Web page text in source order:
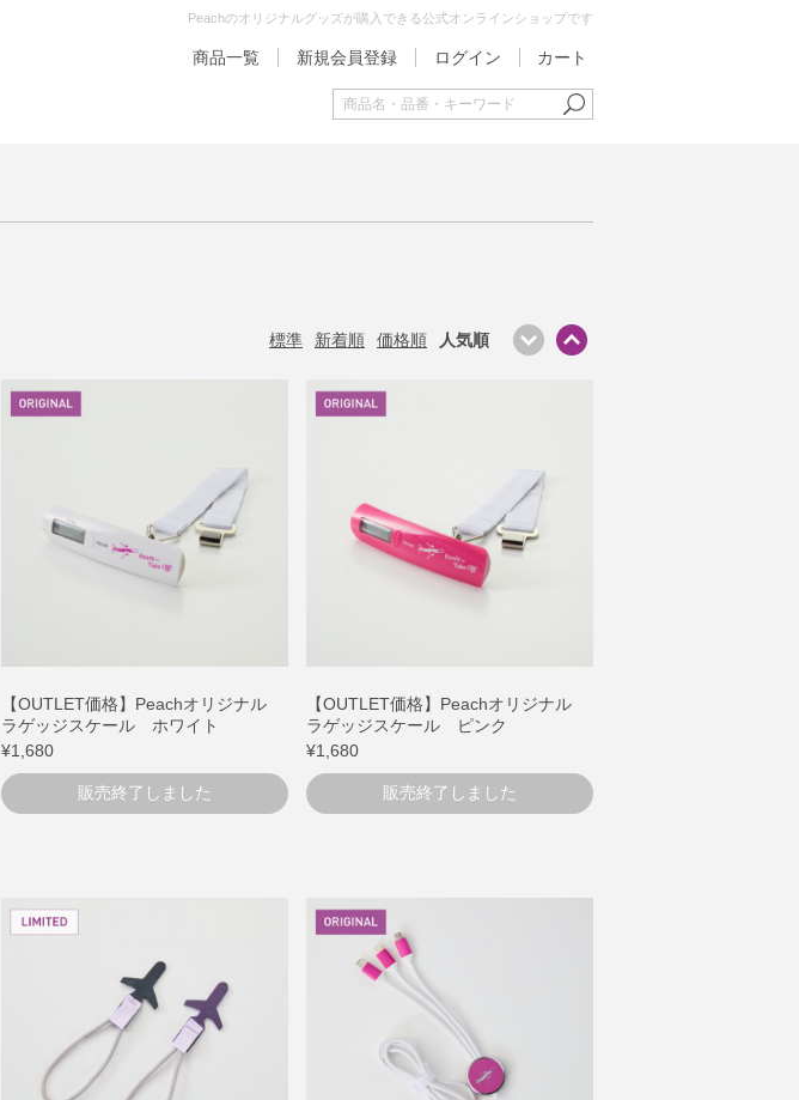
Peachのオリジナルグッズが購入できる公式オンラインショップです
商品一覧 新規会員登録 ログイン カート
標準 新着順 価格順 人気順
【OUTLET価格】Peachオリジナル
ラゲッジスケール ホワイト
¥1,680
販売終了しました
【OUTLET価格】Peachオリジナル
ラゲッジスケール ピンク
¥1,680
販売終了しました